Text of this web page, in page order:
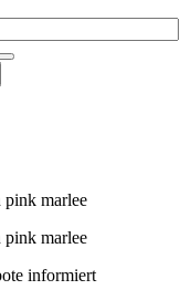
informiert